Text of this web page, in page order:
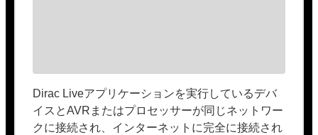
Dirac Liveアプリケーションを実行しているデバ
イスとAVRまたはプロセッサーが同じネットワー
クに接続され、インターネットに完全に接続され